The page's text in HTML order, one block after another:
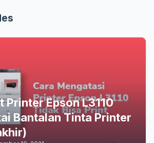
Printer Epson L3110
Bantalan Tinta Printer